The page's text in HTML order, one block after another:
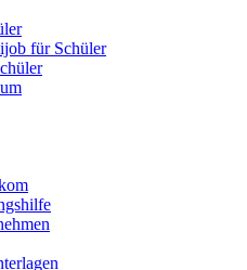
für Schüler